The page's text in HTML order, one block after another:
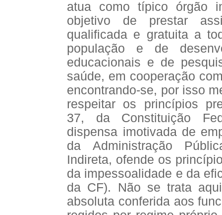
atua como típico órgão
objetivo de prestar
qualificada e gratuita a
população e de
educacionais e de
saúde, em cooperação
encontrando-se, por isso
respeitar os princípios
37, da Constituição
dispensa imotivada de
da Administração
Indireta, ofende os
da impessoalidade e da
da CF). Não se trata
absoluta conferida aos